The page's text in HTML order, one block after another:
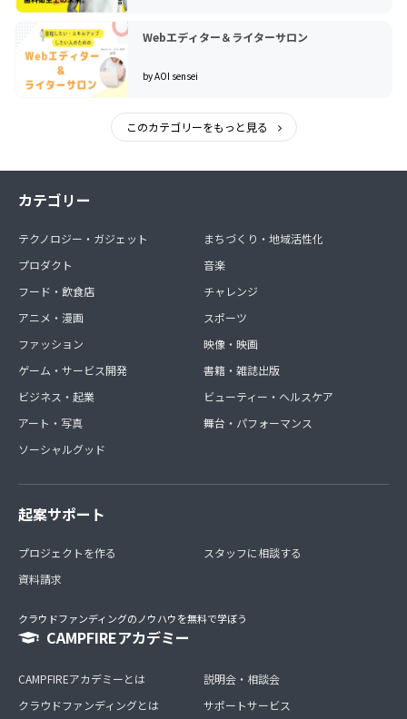
Webエディター＆ライターサロン
by AOI sensei
このカテゴリーをもっと見る
カテゴリー
テクノロジー・ガジェット
プロダクト
フード・飲食店
アニメ・漫画
ファッション
ゲーム・サービス開発
ビジネス・起業
アート・写真
ソーシャルグッド
まちづくり・地域活性化
音楽
チャレンジ
スポーツ
映像・映画
書籍・雑誌出版
ビューティー・ヘルスケア
舞台・パフォーマンス
起案サポート
プロジェクトを作る
資料請求
スタッフに相談する
クラウドファンディングのノウハウを無料で学ぼう
CAMPFIREアカデミー
CAMPFIREアカデミーとは
クラウドファンディングとは
説明会・相談会
サポートサービス